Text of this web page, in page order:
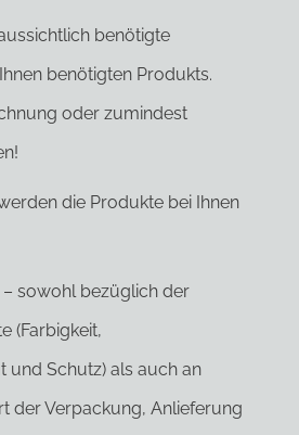
benötigte
benötigten Produkts.
oder zumindest
die Produkte bei Ihnen
sowohl bezüglich der
(Farbigkeit,
und Schutz) als auch an
der Verpackung, Anlieferung